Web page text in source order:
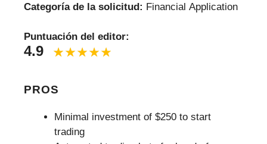
Categoría de la solicitud: Financial Application
Puntuación del editor:
4.9
PROS
Minimal investment of $250 to start
trading